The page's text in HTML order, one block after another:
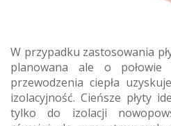
W przypadku zastosowania
planowana ale o połowie
przewodzenia ciepła
izolacyjność. Cieńsze płyty
tylko do izolacji